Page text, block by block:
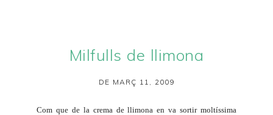
Milfulls de llimona
DE MARÇ 11, 2009
Com que de la crema de llimona en va sortir moltíssima